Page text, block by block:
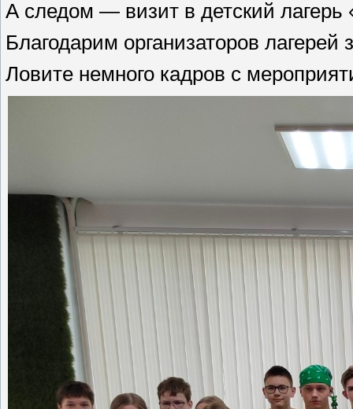
А следом — визит в детский
Благодарим организаторов
Ловите немного кадров с